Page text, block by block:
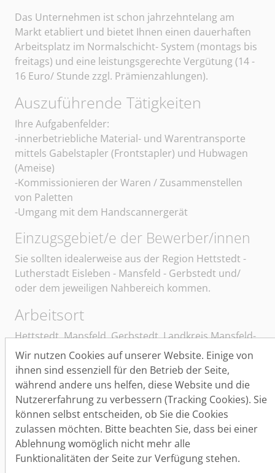
Das Unternehmen ist schon jahrzehntelang am
Markt etabliert und bietet Ihnen einen dauerhaften
Arbeitsplatz im Normalschicht- System (montags bis
freitags) und eine leistungsgerechte Vergütung (14 -
16 Euro/ Stunde zzgl. Prämienzahlungen).
Sangerhäuser Arbeitsvermittlung und
Auszuführende Tätigkeiten
Ihre Aufgabenfelder:
-innerbetriebliche Material- und Warentransporte
mittels Gabelstapler (Frontstapler) und Hubwagen
(Ameise)
-Kommissionieren der Waren / Zusammenstellen
von Paletten
-Umgang mit dem Handscannergerät
Einzugsgebiet/e der Bewerber/innen
Sie sollten idealerweise aus der Region Hettstedt -
Lutherstadt Eisleben - Mansfeld - Gerbstedt und/
oder dem jeweiligen Nahbereich kommen.
Arbeitsort
Hettstedt, Mansfeld, Gerbstedt, Landkreis Mansfeld-
Südharz
Arbeitszeit
Vollzeit (Normalschicht)
Verdienst
14 - 16€ , Je nach Qualifikation und Berufserfahrung
ist auch eine höhere Vergütung möglich. (Es erfolgen
regelmäßige Lohnanpassungen gemäß Haustarif.)
Wir nutzen Cookies auf unserer Website. Einige von
ihnen sind essenziell für den Betrieb der Seite,
während andere uns helfen, diese Website und die
Nutzererfahrung zu verbessern (Tracking Cookies). Sie
können selbst entscheiden, ob Sie die Cookies
zulassen möchten. Bitte beachten Sie, dass bei einer
Ablehnung womöglich nicht mehr alle
Funktionalitäten der Seite zur Verfügung stehen.